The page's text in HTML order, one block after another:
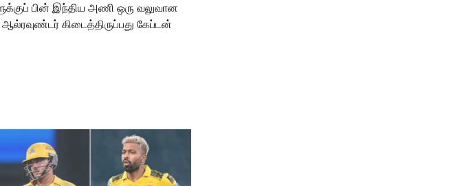
பின் இந்திய அணி ஒரு வலுவான
கிடைத்திருப்பது கேப்டன்